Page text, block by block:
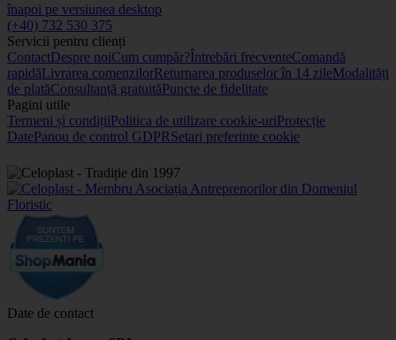
înapoi pe versiunea desktop
(+40) 732 530 375
Servicii pentru clienți
ContactDespre noiCum cumpăr?Întrebări frecventeComandă
rapidăLivrarea comenzilorReturnarea produselor în 14 zileModalități
de platăConsultanță gratuităPuncte de fidelitate
Pagini utile
Termeni și condițiiPolitica de utilizare cookie-uriProtecție
DatePanou de control GDPRSetari preferinte cookie
Date de contact